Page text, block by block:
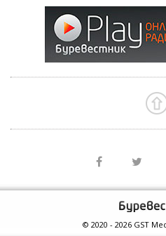
© 2020 - 2026 GST